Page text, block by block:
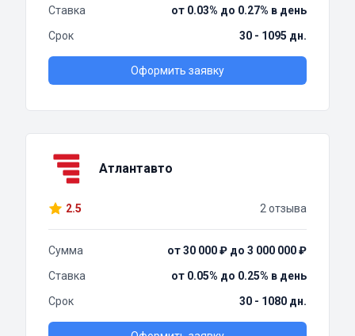
Ставка
от 0.03% до 0.27% в день
Срок
30 - 1095 дн.
Оформить заявку
Атлантавто
2.5 2 отзыва
Сумма
от 30 000 ₽ до 3 000 000 ₽
Ставка
от 0.05% до 0.25% в день
Срок
30 - 1080 дн.